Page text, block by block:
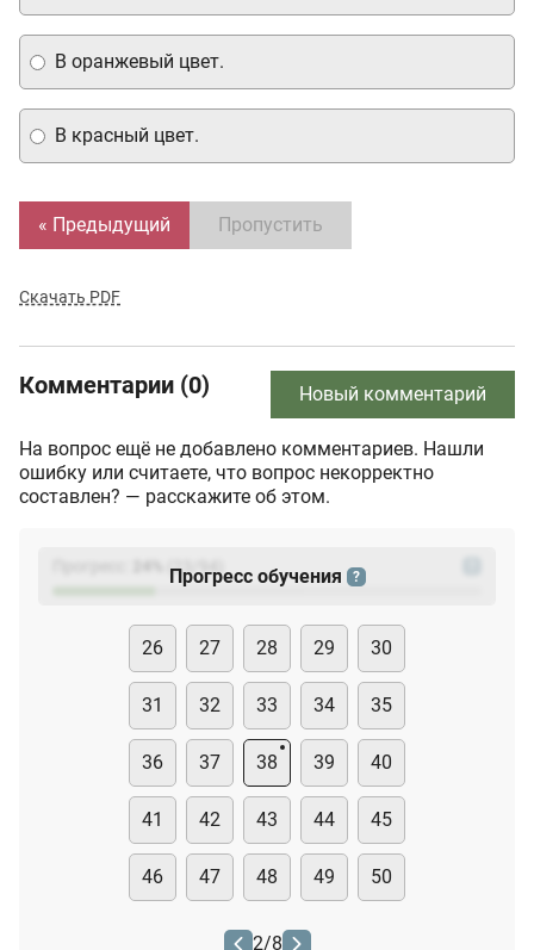
В красный цвет.
В оранжевый цвет.
« Предыдущий Пропустить
Скачать PDF
Комментарии (0) Новый комментарий
На вопрос ещё не добавлено комментариев. Нашли
ошибку или считаете, что вопрос некорректно
составлен? — расскажите об этом.
(23
Прогресс обучения ?
26 27 28 29 30
31 32 33 34 35
36 37 38 39 40
41 42 43 44 45
46 47 48 49 50
2/8